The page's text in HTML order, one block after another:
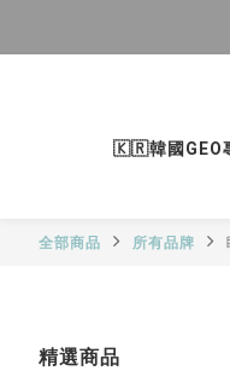
🇰🇷韓國GEO
全部商品 所有品牌
精選商品